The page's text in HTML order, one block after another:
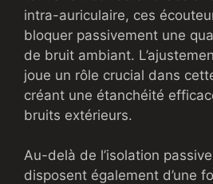
intra-auriculaire, ces
bloquer passivement une
de bruit ambiant.
joue un rôle crucial dans
créant une étanchéité
bruits extérieurs.
Au-delà de l’isolation
disposent également d’une